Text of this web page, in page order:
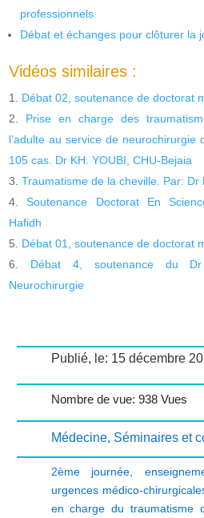
professionnels
Débat et échanges pour clôturer la
Vidéos similaires :
Débat 02, soutenance de doctorat
Prise en charge des
l’adulte au service de
105 cas. Dr KH. YOUBI, CHU-Bejaia
Traumatisme de la cheville. Par: Dr
Soutenance Doctorat En
Hafidh
Débat 01, soutenance de doctorat
Débat 4, soutenance du Dr
Neurochirurgie
Publié, le: 15 décembre
Nombre de vue: 938 Vues
Médecine, Séminaires et
2ème journée
urgences médico-
en charge du traumatisme